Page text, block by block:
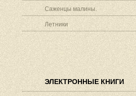
Саженцы малины.
Летники
ЭЛЕКТРОННЫЕ КНИГИ